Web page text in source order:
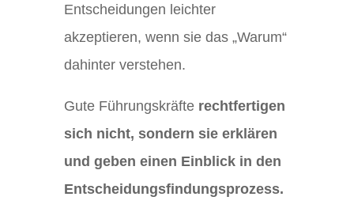
Entscheidungen leichter
akzeptieren, wenn sie das „Warum“
dahinter verstehen.
Gute Führungskräfte rechtfertigen
sich nicht, sondern sie erklären
und geben einen Einblick in den
Entscheidungsfindungsprozess.